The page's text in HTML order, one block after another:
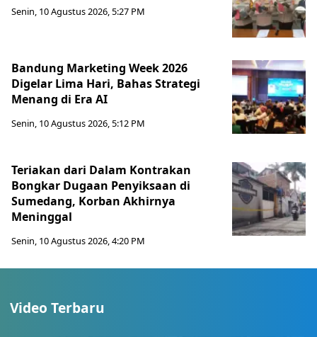
Senin, 10 Agustus 2026, 5:27 PM
Bandung Marketing Week 2026
Digelar Lima Hari, Bahas Strategi
Menang di Era AI
Senin, 10 Agustus 2026, 5:12 PM
Teriakan dari Dalam Kontrakan
Bongkar Dugaan Penyiksaan di
Sumedang, Korban Akhirnya
Meninggal
Senin, 10 Agustus 2026, 4:20 PM
Video Terbaru